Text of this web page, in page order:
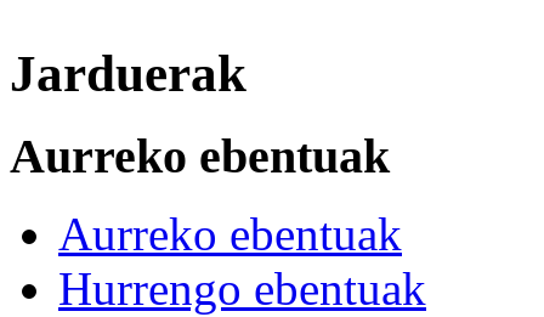
Jarduerak
Aurreko ebentuak
Aurreko ebentuak
Hurrengo ebentuak